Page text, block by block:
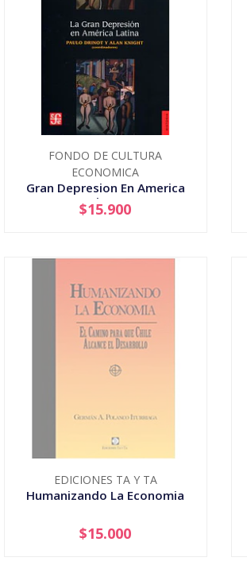
FONDO DE CULTURA
ECONOMICA
Gran Depresion En America
Latina, La
+
$15.900
EDICIONES TA Y TA
Humanizando La Economia
AGOTADO
$15.000